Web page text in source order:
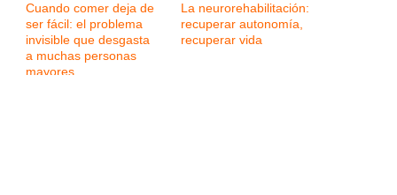
Cuando comer deja de
ser fácil: el problema
invisible que desgasta
a muchas personas
mayores
La neurorehabilitación:
recuperar autonomía,
recuperar vida